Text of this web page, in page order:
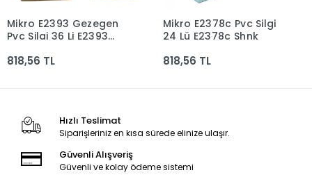
Sepete Ekle
Mikro E2393 Gezegen
Pvc Silgi 36 Li E2393
818,56 TL
Sepete Ekle
Mikro E2378c Pvc Silgi
24 Lü E2378c Shnk
818,56 TL
Hızlı Teslimat
Siparişleriniz en kısa sürede elinize ulaşır.
Güvenli Alışveriş
Güvenli ve kolay ödeme sistemi